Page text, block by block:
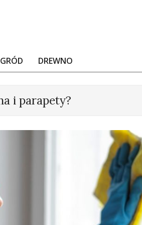
DREWNO
i parapety?